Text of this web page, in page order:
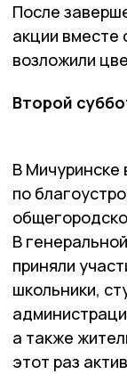
После
акции
возложили
Второй
В Мичуринске
по
В
приняли
школьники,
а также
этот раз